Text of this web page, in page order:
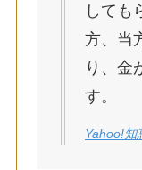
しても
方、当
り、金
す。
Yahoo!知